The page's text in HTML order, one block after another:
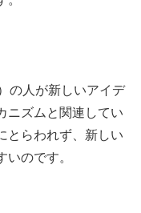
の人が新しいアイデ
ニズムと関連してい
とらわれず、新しい
のです。